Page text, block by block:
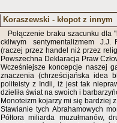
Koraszewski - kłopot z innym
Połączenie braku szacunku
ckliwym sentymentalizmem J.J.
(raczej przez handel niż przez
Powszechna Deklaracja Praw
Wcześniejsze koncepcje naszej
znaczenia (chrześcijańska idea
politeisty z Indii, iż jest tak
dzieliła świat na swoich i
Monoteizm kojarzy mi się bardziej
Stawianie tych Abrahamowych
Półtora miliarda muzułmanów,